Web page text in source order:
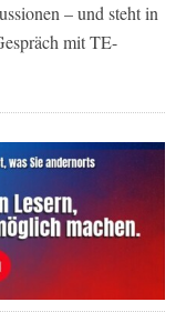
– und steht in
mit TE-